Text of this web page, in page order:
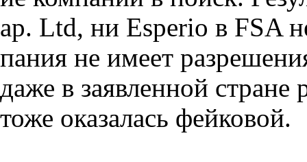
ap. Ltd, ни Esperio в FSA
пания не имеет
даже в заявленной стране
тоже оказалась фейковой.